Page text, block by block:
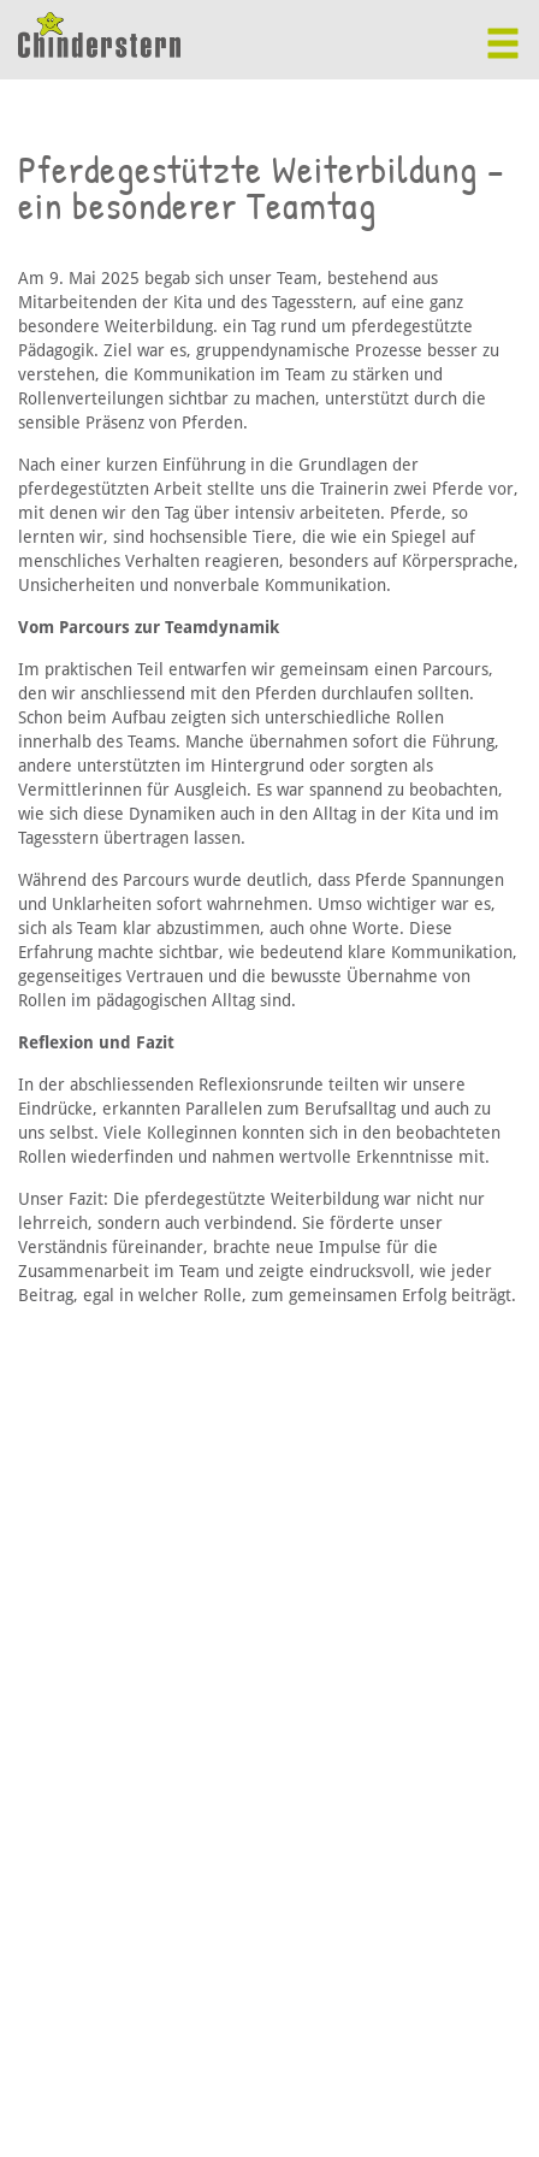
Pferdegestützte Weiterbildung –
ein besonderer Teamtag
Am 9. Mai 2025 begab sich unser Team, bestehend aus
Mitarbeitenden der Kita und des Tagesstern, auf eine ganz
besondere Weiterbildung. ein Tag rund um pferdegestützte
Pädagogik. Ziel war es, gruppendynamische Prozesse besser zu
verstehen, die Kommunikation im Team zu stärken und
Rollenverteilungen sichtbar zu machen, unterstützt durch die
sensible Präsenz von Pferden.
Nach einer kurzen Einführung in die Grundlagen der
pferdegestützten Arbeit stellte uns die Trainerin zwei Pferde vor,
mit denen wir den Tag über intensiv arbeiteten. Pferde, so
lernten wir, sind hochsensible Tiere, die wie ein Spiegel auf
menschliches Verhalten reagieren, besonders auf Körpersprache,
Unsicherheiten und nonverbale Kommunikation.
Vom Parcours zur Teamdynamik
Im praktischen Teil entwarfen wir gemeinsam einen Parcours,
den wir anschliessend mit den Pferden durchlaufen sollten.
Schon beim Aufbau zeigten sich unterschiedliche Rollen
innerhalb des Teams. Manche übernahmen sofort die Führung,
andere unterstützten im Hintergrund oder sorgten als
Vermittlerinnen für Ausgleich. Es war spannend zu beobachten,
wie sich diese Dynamiken auch in den Alltag in der Kita und im
Tagesstern übertragen lassen.
Während des Parcours wurde deutlich, dass Pferde Spannungen
und Unklarheiten sofort wahrnehmen. Umso wichtiger war es,
sich als Team klar abzustimmen, auch ohne Worte. Diese
Erfahrung machte sichtbar, wie bedeutend klare Kommunikation,
gegenseitiges Vertrauen und die bewusste Übernahme von
Rollen im pädagogischen Alltag sind.
Reflexion und Fazit
In der abschliessenden Reflexionsrunde teilten wir unsere
Eindrücke, erkannten Parallelen zum Berufsalltag und auch zu
uns selbst. Viele Kolleginnen konnten sich in den beobachteten
Rollen wiederfinden und nahmen wertvolle Erkenntnisse mit.
Unser Fazit: Die pferdegestützte Weiterbildung war nicht nur
lehrreich, sondern auch verbindend. Sie förderte unser
Verständnis füreinander, brachte neue Impulse für die
Zusammenarbeit im Team und zeigte eindrucksvoll, wie jeder
Beitrag, egal in welcher Rolle, zum gemeinsamen Erfolg beiträgt.